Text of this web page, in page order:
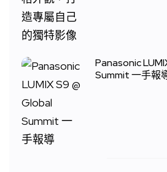
Panasonic
Summit 一手報